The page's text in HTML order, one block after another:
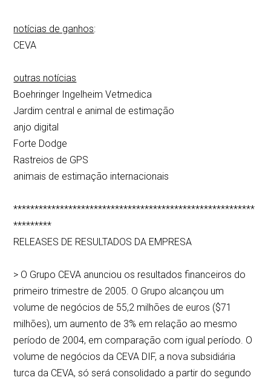
notícias de ganhos:
CEVA
outras notícias
Boehringer Ingelheim Vetmedica
Jardim central e animal de estimação
anjo digital
Forte Dodge
Rastreios de GPS
animais de estimação internacionais
*********************************************************
*********
RELEASES DE RESULTADOS DA EMPRESA
> O Grupo CEVA anunciou os resultados financeiros do
primeiro trimestre de 2005. O Grupo alcançou um
volume de negócios de 55,2 milhões de euros ($71
milhões), um aumento de 3% em relação ao mesmo
período de 2004, em comparação com igual período. O
volume de negócios da CEVA DIF, a nova subsidiária
turca da CEVA, só será consolidado a partir do segundo